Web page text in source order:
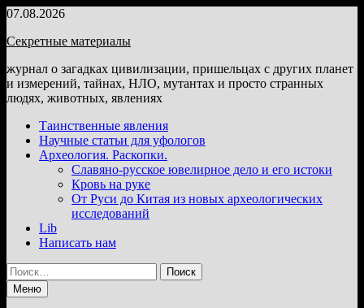
Перейти
содержимому
07.08.2026
Секретные материалы
журнал о загадках цивилизации, пришельцах с других планет
и измерений, тайнах, НЛО, мутантах и просто странных
людях, животных, явлениях
Таинственные явления
Научные статьи для уфологов
Археология. Раскопки.
Славяно-русское ювелирное дело и его истоки
Кровь на руке
От Руси до Китая из новых археологических
исследований
Lib
Написать нам
Найти:
Меню